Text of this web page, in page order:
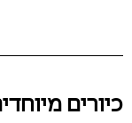
כיורים